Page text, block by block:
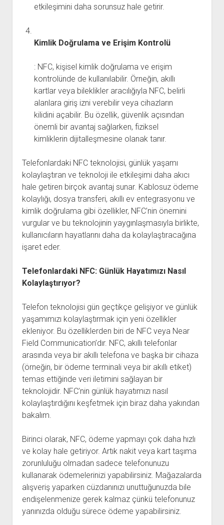
etkileşimini daha sorunsuz hale getirir.
Kimlik Doğrulama ve Erişim Kontrolü
: NFC, kişisel kimlik doğrulama ve erişim
kontrolünde de kullanılabilir. Örneğin, akıllı
kartlar veya bileklikler aracılığıyla NFC, belirli
alanlara giriş izni verebilir veya cihazların
kilidini açabilir. Bu özellik, güvenlik açısından
önemli bir avantaj sağlarken, fiziksel
kimliklerin dijitalleşmesine olanak tanır.
Telefonlardaki NFC teknolojisi, günlük yaşamı
kolaylaştıran ve teknoloji ile etkileşimi daha akıcı
hale getiren birçok avantaj sunar. Kablosuz ödeme
kolaylığı, dosya transferi, akıllı ev entegrasyonu ve
kimlik doğrulama gibi özellikler, NFC’nin önemini
vurgular ve bu teknolojinin yaygınlaşmasıyla birlikte,
kullanıcıların hayatlarını daha da kolaylaştıracağına
işaret eder.
Telefonlardaki NFC: Günlük Hayatımızı Nasıl
Kolaylaştırıyor?
Telefon teknolojisi gün geçtikçe gelişiyor ve günlük
yaşamımızı kolaylaştırmak için yeni özellikler
ekleniyor. Bu özelliklerden biri de NFC veya Near
Field Communication’dır. NFC, akıllı telefonlar
arasında veya bir akıllı telefona ve başka bir cihaza
(örneğin, bir ödeme terminali veya bir akıllı etiket)
temas ettiğinde veri iletimini sağlayan bir
teknolojidir. NFC’nin günlük hayatımızı nasıl
kolaylaştırdığını keşfetmek için biraz daha yakından
bakalım.
Birinci olarak, NFC, ödeme yapmayı çok daha hızlı
ve kolay hale getiriyor. Artık nakit veya kart taşıma
zorunluluğu olmadan sadece telefonunuzu
kullanarak ödemelerinizi yapabilirsiniz. Mağazalarda
alışveriş yaparken cüzdanınızı unuttuğunuzda bile
endişelenmenize gerek kalmaz çünkü telefonunuz
yanınızda olduğu sürece ödeme yapabilirsiniz.